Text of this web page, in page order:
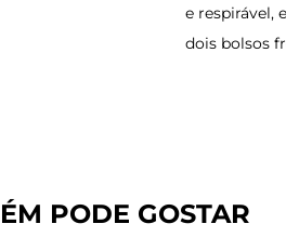
e respirável,
dois bolsos
PODE GOSTAR